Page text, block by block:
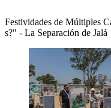
Festividades de Múltiples
s?" - La Separación